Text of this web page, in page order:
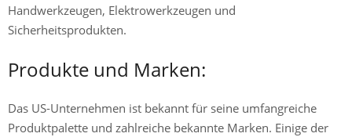
Handwerkzeugen, Elektrowerkzeugen und
Sicherheitsprodukten.
Produkte und Marken:
Das US-Unternehmen ist bekannt für seine umfangreiche
Produktpalette und zahlreiche bekannte Marken. Einige der